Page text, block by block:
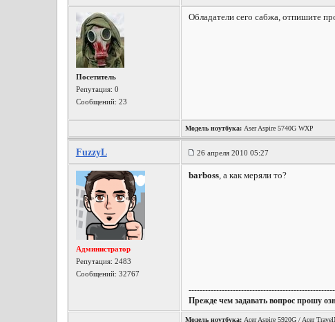
Посетитель
Репутация: 0
Сообщений: 23
Обладатели сего сабжа, отпишите
Модель ноутбука:Aser Aspire 5740G WXP
FuzzyL 26 апреля 2010 05:27
Администратор
Репутация: 2483
Сообщений: 32767
barboss, а как меряли то?
Прежде чем задавать вопрос прошу
Модель ноутбука:Acer Aspire 5920G / Acer